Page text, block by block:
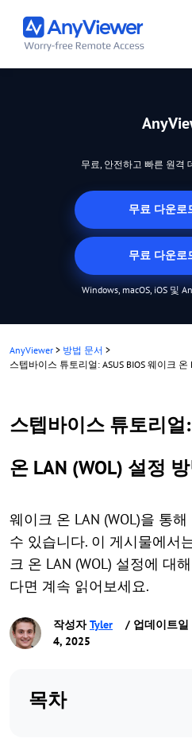
무료, 안전하고 빠른 원격
무료 다운로
무료 다운로
Windows, macOS, iOS 및
AnyViewer > 방법 문서 >
스텝바이스 튜토리얼: ASUS BIOS 웨이크 온
스텝바이스 튜토리얼:
온 LAN (WOL) 설정
웨이크 온 LAN (WOL)을 통
수 있습니다. 이 게시물에서
크 온 LAN (WOL) 설정에 대
다면 계속 읽어보세요.
작성자Tyler
/ 업데이트일
4, 2025
목차